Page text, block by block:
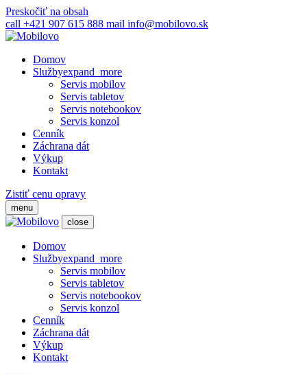
Preskočiť na obsah
call +421 907 615 888 mail info@mobilovo.sk
Domov
Službyexpand_more
Servis mobilov
Servis tabletov
Servis notebookov
Servis konzol
Cenník
Záchrana dát
Výkup
Kontakt
Zistiť cenu opravy
menu
close
Domov
Službyexpand_more
Servis mobilov
Servis tabletov
Servis notebookov
Servis konzol
Cenník
Záchrana dát
Výkup
Kontakt